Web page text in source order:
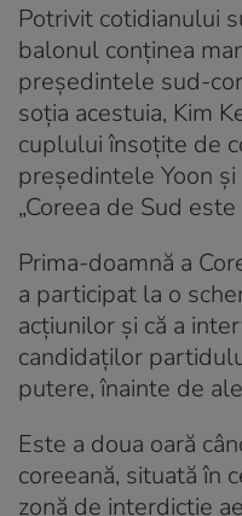
Potrivit cotidianului
balonul conţinea
preşedintele sud-
soţia acestuia, Kim
cuplului însoţite de
preşedintele Yoon şi
„Coreea de Sud
Prima-doamnă a
a participat la o
acţiunilor şi că a
candidaţilor
putere, înainte de
Este a doua oară
coreeană, situată în
zonă de interdicţie